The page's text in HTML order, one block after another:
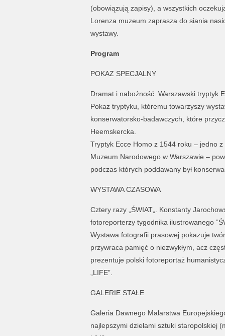
(obowiązują zapisy), a wszystkich
Lorenza muzeum zaprasza do siania
wystawy.
Program
POKAZ SPECJALNY
Dramat i nabożność. Warszawski tryptyk
Pokaz tryptyku, któremu towarzyszy
konserwatorsko-badawczych, które
Heemskercka.
Tryptyk Ecce Homo z 1544 roku – jedno
Muzeum Narodowego w Warszawie –
podczas których poddawany był
WYSTAWA CZASOWA
Cztery razy „ŚWIAT„. Konstanty
fotoreporterzy tygodnika ilustrowanego
Wystawa fotografii prasowej pokazuje
przywraca pamięć o niezwykłym, acz
prezentuje polski fotoreportaż
„LIFE”.
GALERIE STAŁE
Galeria Dawnego Malarstwa
najlepszymi dziełami sztuki staropolskiej